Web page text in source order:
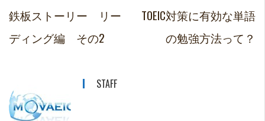
鉄板ストーリー リー
ディング編 その2
TOEIC対策に有効な単語
の勉強方法って？
STAFF